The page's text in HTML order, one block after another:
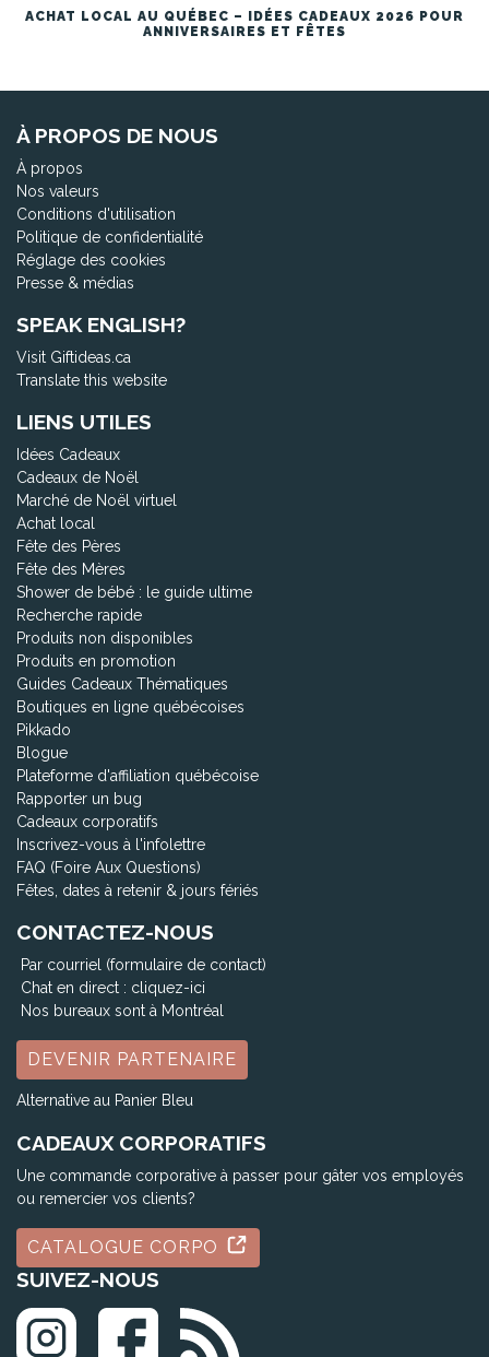
ACHAT LOCAL AU QUÉBEC – IDÉES CADEAUX 2026 POUR
ANNIVERSAIRES ET FÊTES
À PROPOS DE NOUS
À propos
Nos valeurs
Conditions d'utilisation
Politique de confidentialité
Réglage des cookies
Presse & médias
SPEAK ENGLISH?
Visit Giftideas.ca
Translate this website
LIENS UTILES
Idées Cadeaux
Cadeaux de Noël
Marché de Noël virtuel
Achat local
Fête des Pères
Fête des Mères
Shower de bébé : le guide ultime
Recherche rapide
Produits non disponibles
Produits en promotion
Guides Cadeaux Thématiques
Boutiques en ligne québécoises
Pikkado
Blogue
Plateforme d'affiliation québécoise
Rapporter un bug
Cadeaux corporatifs
Inscrivez-vous à l'infolettre
FAQ (Foire Aux Questions)
Fêtes, dates à retenir & jours fériés
CONTACTEZ-NOUS
Par courriel (formulaire de contact)
Chat en direct : cliquez-ici
Nos bureaux sont à Montréal
DEVENIR PARTENAIRE
Alternative au Panier Bleu
CADEAUX CORPORATIFS
Une commande corporative à passer pour gâter vos employés
ou remercier vos clients?
CATALOGUE CORPO
SUIVEZ-NOUS